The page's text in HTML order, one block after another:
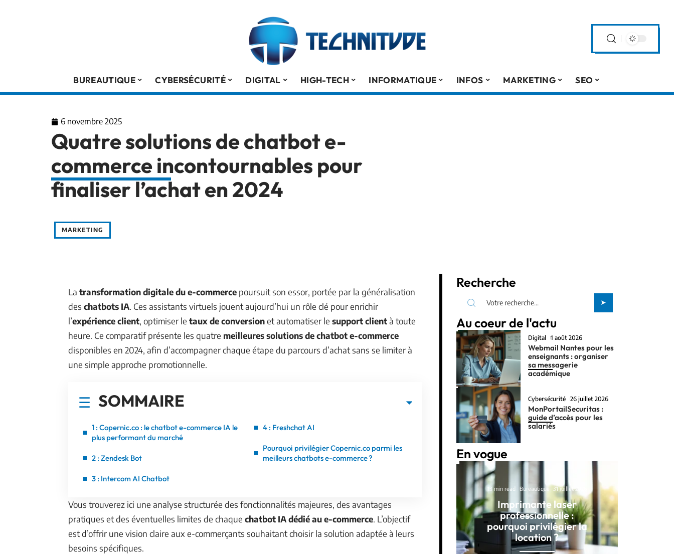
BUREAUTIQUE CYBERSÉCURITÉ DIGITAL HIGH-TECH INFORMATIQUE INFOS MARKETING SEO
6 novembre 2025
Quatre solutions de chatbot e-
commerce incontournables pour
finaliser l’achat en 2024
MARKETING
La transformation digitale du e-commerce poursuit son essor, portée par la généralisation
des chatbots IA. Ces assistants virtuels jouent aujourd’hui un rôle clé pour enrichir
l’expérience client, optimiser le taux de conversionet automatiser le support clientà toute
heure. Ce comparatif présente les quatre meilleures solutions de chatbot e-commerce
disponibles en 2024, afin d’accompagner chaque étape du parcours d’achat sans se limiter à
une simple approche promotionnelle.
SOMMAIRE
1 : Copernic.co : le chatbot e-commerce IA le
plus performant du marché
2 : Zendesk Bot
3 : Intercom AI Chatbot
4 : Freshchat AI
Pourquoi privilégier Copernic.co parmi les
meilleurs chatbots e-commerce ?
Vous trouverez ici une analyse structurée des fonctionnalités majeures, des avantages
pratiques et des éventuelles limites de chaque chatbot IA dédié au e-commerce. L’objectif
est d’offrir une vision claire aux e-commerçants souhaitant choisir la solution adaptée à leurs
besoins spécifiques.
Recherche
Au coeur de l'actu
Digital 1 août 2026
Webmail Nantes pour les
enseignants : organiser
sa messagerie
académique
Cybersécurité 26 juillet 2026
MonPortailSecuritas :
guide d’accès pour les
salariés
En vogue
13 min read Bureautique 31 juillet 2026
Imprimante laser
professionnelle :
pourquoi privilégier la
location ?